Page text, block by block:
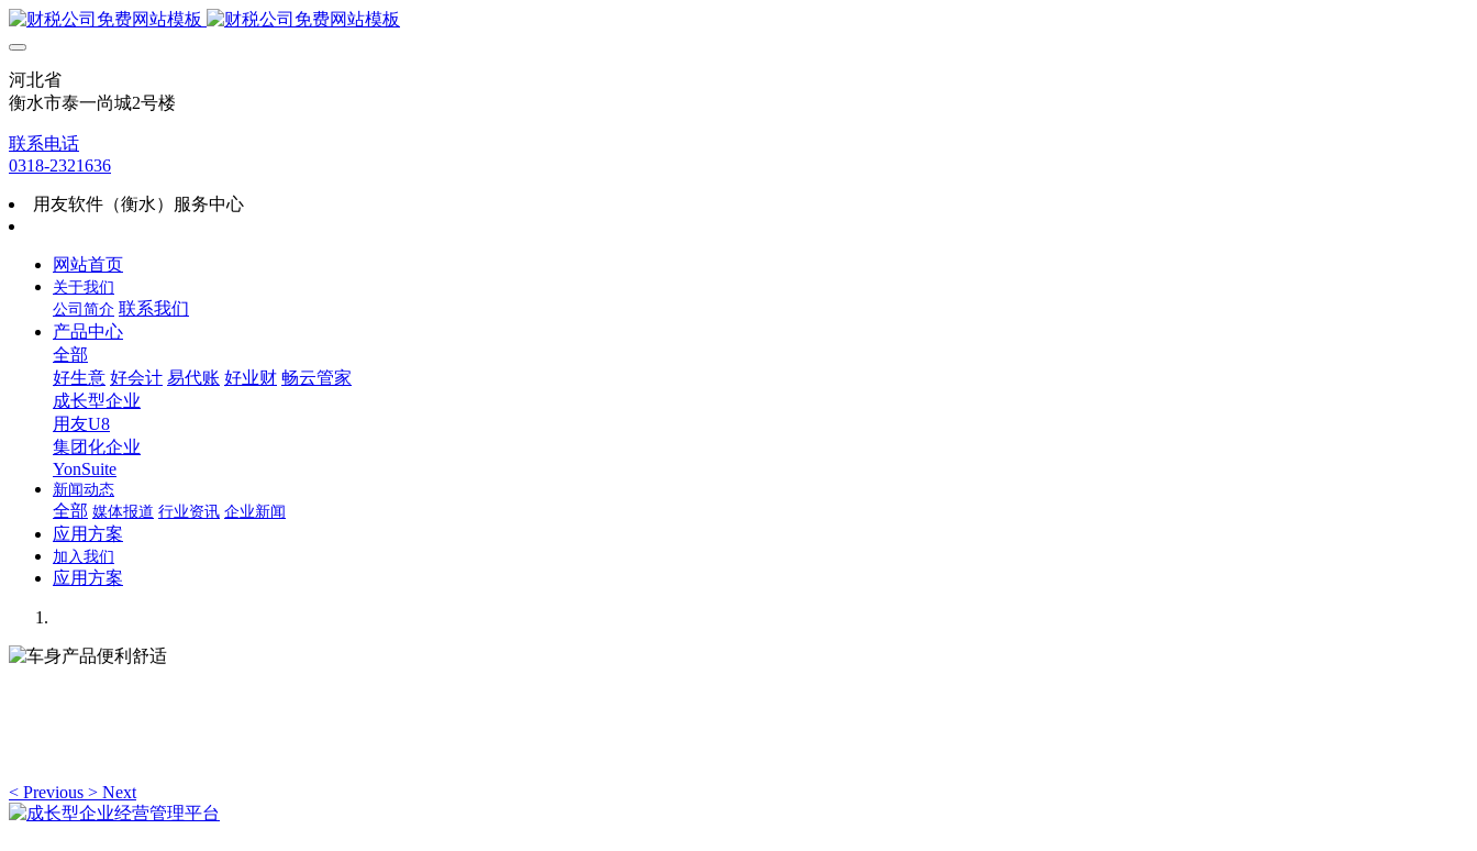
河北省
衡水市泰一尚城2号楼
联系电话
0318-2321636
用友软件（衡水）服务中心
网站首页
关于我们
公司简介 联系我们
产品中心
全部
好生意 好会计 易代账 好业财 畅云管家
成长型企业
用友U8
集团化企业
YonSuite
新闻动态
全部 媒体报道 行业资讯 企业新闻
应用方案
加入我们
应用方案
< Previous > Next